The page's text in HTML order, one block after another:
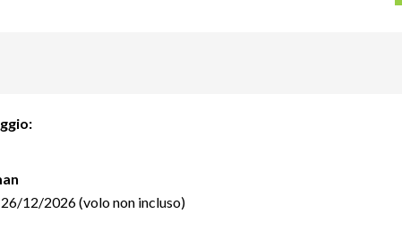
12/2026 (volo non incluso)